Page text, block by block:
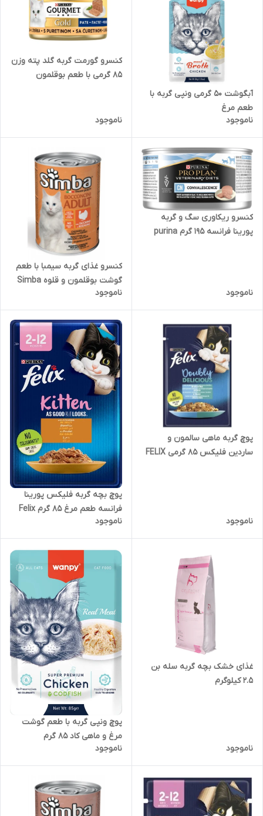
آبگوشت 50 گرمی ونپی گربه با
طعم مرغ
ناموجود
کنسرو گورمت گربه گلد پته وزن
85 گرمی با طعم بوقلمون
ناموجود
کنسرو ریکاوری سگ و گربه
پورینا فرانسه 195 گرم purina
ناموجود
کنسرو غذای گربه سیمبا با طعم
گوشت بوقلمون و قلوه Simba
Chunkies with Turkey and
Kidney وزن 415 گرم
ناموجود
پوچ گربه ماهی سالمون و
ساردین فلیکس 85 گرمی FELIX
ناموجود
پوچ بچه گربه فلیکس پورینا
فرانسه طعم مرغ 85 گرم Felix
Kitten Chicken
ناموجود
غذای خشک بچه گربه سله بن
2.5 کیلوگرم
ناموجود
پوچ ونپی گربه با طعم گوشت
مرغ و ماهی کاد 85 گرم
(انگلیسی نویس)
ناموجود